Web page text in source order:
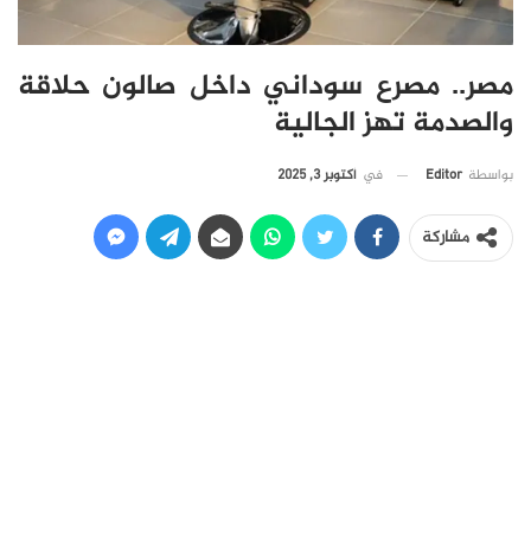
مصر.. مصرع سوداني داخل صالون حلاقة
والصدمة تهز الجالية
بواسطة Editor في أكتوبر 3, 2025
مشاركة